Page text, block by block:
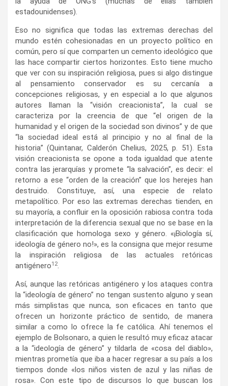
estadounidenses).
Eso no significa que todas las extremas derechas del
mundo estén cohesionadas en un proyecto político en
común, pero sí que comparten un cemento ideológico que
las hace compartir ciertos horizontes. Esto tiene mucho
que ver con su inspiración religiosa, pues si algo distingue
al pensamiento conservador es su cercanía a
concepciones religiosas, y en especial a lo que algunos
autores llaman la “visión creacionista”, la cual se
caracteriza por la creencia de que “el origen de la
humanidad y el origen de la sociedad son divinos” y de que
“la sociedad ideal está al principio y no al final de la
historia” (Quintanar, Calderón Chelius, 2025, p. 51). Esta
visión creacionista se opone a toda igualdad que atente
contra las jerarquías y promete “la salvación”, es decir: el
retorno a ese “orden de la creación” que los herejes han
destruido. Constituye, así, una especie de relato
metapolítico. Por eso las extremas derechas tienden, en
su mayoría, a confluir en la oposición rabiosa contra toda
interpretación de la diferencia sexual que no se base en la
clasificación que homologa sexo y género. «¡Biología sí,
ideología de género no!», es la consigna que mejor resume
la inspiración religiosa de las actuales retóricas
antigénero12.
Así, aunque las retóricas antigénero y los ataques contra
la “ideología de género” no tengan sustento alguno y sean
más simplistas que nunca, son eficaces en tanto que
ofrecen un horizonte práctico de sentido, de manera
similar a como lo ofrece la fe católica. Ahí tenemos el
ejemplo de Bolsonaro, a quien le resultó muy eficaz atacar
a la “ideología de género” y tildarla de «cosa del diablo»,
mientras prometía que iba a hacer regresar a su país a los
tiempos donde «los niños visten de azul y las niñas de
rosa». Con este tipo de discursos lo que buscan los